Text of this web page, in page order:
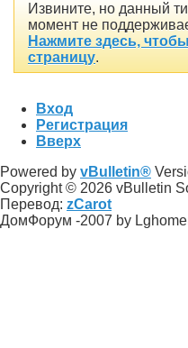
Извините, но данный
момент не
Нажмите здесь,
страницу.
Вход
Регистрация
Вверх
Powered by vBulletin®
Copyright © 2026 vBulletin
Перевод: zCarot
ДомФорум -2007 by